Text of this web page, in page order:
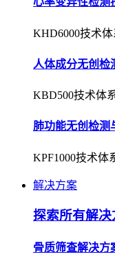
KHD6000技术体
人体成分无创检
KBD500技术体
肺功能无创检测
KPF1000技术体
解决方案
探索所有解决
骨质筛查解决方